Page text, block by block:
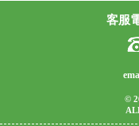
客服
©